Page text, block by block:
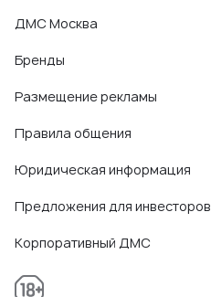
ДМС Москва
Бренды
Размещение рекламы
Правила общения
Юридическая информация
Предложения для инвесторов
Корпоративный ДМС